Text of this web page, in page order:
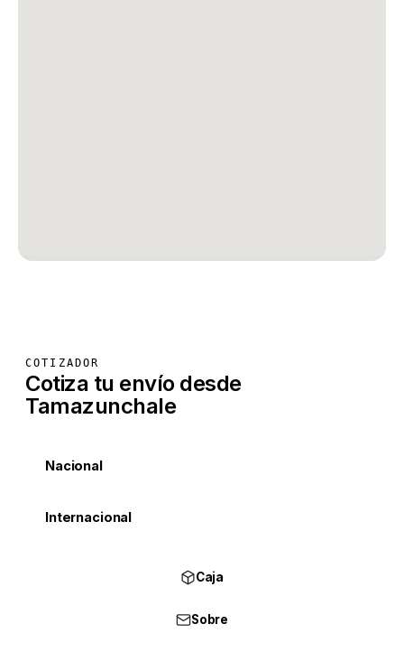
COTIZADOR
Cotiza tu envío desde
Tamazunchale
Nacional
Internacional
Caja
Sobre